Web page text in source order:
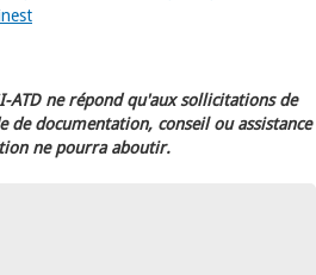
ATD ne répond qu'aux sollicitations de
de documentation, conseil ou assistance
ne pourra aboutir.